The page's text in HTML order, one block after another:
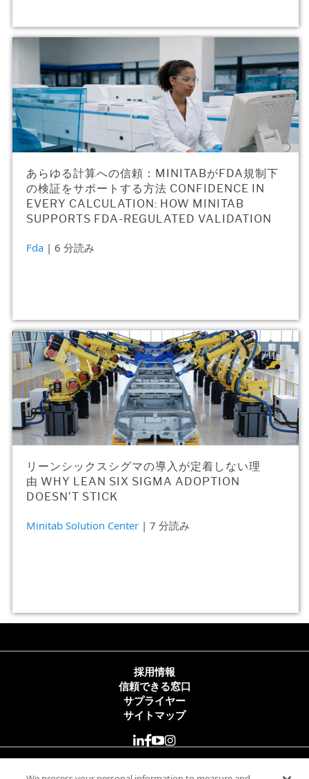
あらゆる計算への信頼：MINITABがFDA規制下
の検証をサポートする方法 CONFIDENCE IN
EVERY CALCULATION: HOW MINITAB
SUPPORTS FDA-REGULATED VALIDATION
Fda | 6 分読み
リーンシックスシグマの導入が定着しない理
由 WHY LEAN SIX SIGMA ADOPTION
DOESN’T STICK
Minitab Solution Center | 7 分読み
採用情報
信頼できる窓口
サプライヤー
サイトマップ